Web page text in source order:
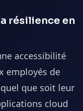
résilience en
accessibilité
employés de
que soit leur
cloud